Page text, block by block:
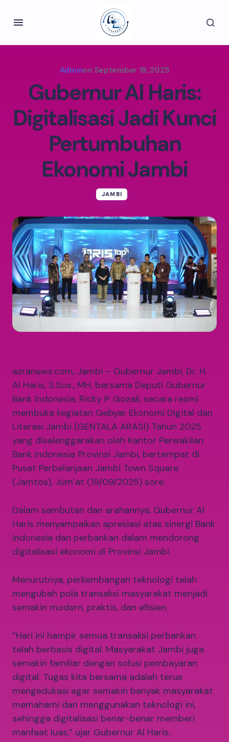
Adminon September 19, 2025
Gubernur Al Haris:
Digitalisasi Jadi Kunci
Pertumbuhan
Ekonomi Jambi
JAMBI
azranews.com, Jambi – Gubernur Jambi, Dr. H.
Al Haris, S.Sos., MH, bersama Deputi Gubernur
Bank Indonesia, Ricky P. Gozali, secara resmi
membuka kegiatan Gebyar Ekonomi Digital dan
Literasi Jambi (GENTALA ARASI) Tahun 2025
yang diselenggarakan oleh Kantor Perwakilan
Bank Indonesia Provinsi Jambi, bertempat di
Pusat Perbelanjaan Jambi Town Square
(Jamtos), Jum’at (19/09/2025) sore.
Dalam sambutan dan arahannya, Gubernur Al
Haris menyampaikan apresiasi atas sinergi Bank
Indonesia dan perbankan dalam mendorong
digitalisasi ekonomi di Provinsi Jambi.
Menurutnya, perkembangan teknologi telah
mengubah pola transaksi masyarakat menjadi
semakin modern, praktis, dan efisien.
“Hari ini hampir semua transaksi perbankan
telah berbasis digital. Masyarakat Jambi juga
semakin familiar dengan solusi pembayaran
digital. Tugas kita bersama adalah terus
mengedukasi agar semakin banyak masyarakat
memahami dan menggunakan teknologi ini,
sehingga digitalisasi benar-benar memberi
manfaat luas,” ujar Gubernur Al Haris.